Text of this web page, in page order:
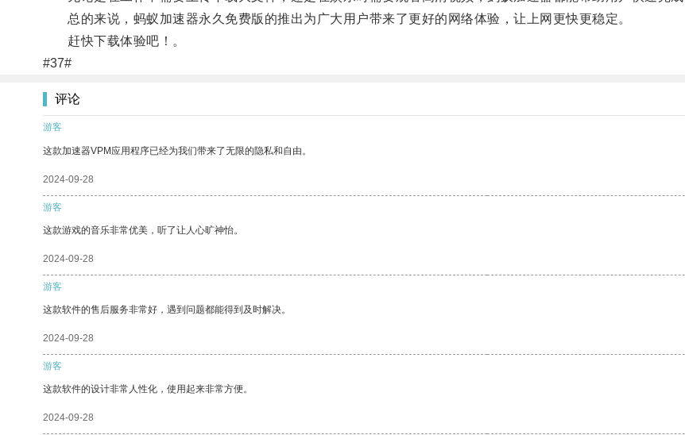
总的来说，蚂蚁加速器永久免费版的推出为广大用户带来了更好的网络体验，让上网更快更稳定。
赶快下载体验吧！。
#37#
评论
游客
这款加速器VPM应用程序已经为我们带来了无限的隐私和自由。
2024-09-28
游客
这款游戏的音乐非常优美，听了让人心旷神怡。
2024-09-28
游客
这款软件的售后服务非常好，遇到问题都能得到及时解决。
2024-09-28
游客
这款软件的设计非常人性化，使用起来非常方便。
2024-09-28